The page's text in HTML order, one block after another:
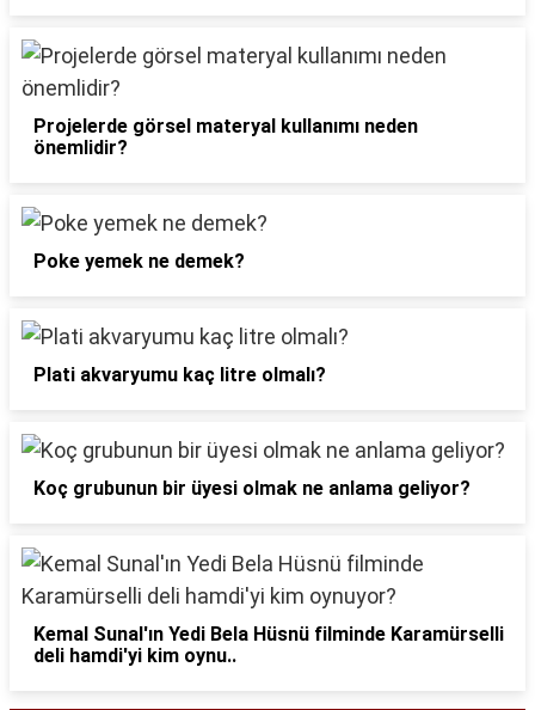
Projelerde görsel materyal kullanımı neden
önemlidir?
Poke yemek ne demek?
Plati akvaryumu kaç litre olmalı?
Koç grubunun bir üyesi olmak ne anlama geliyor?
Kemal Sunal'ın Yedi Bela Hüsnü filminde Karamürselli
deli hamdi'yi kim oynu..